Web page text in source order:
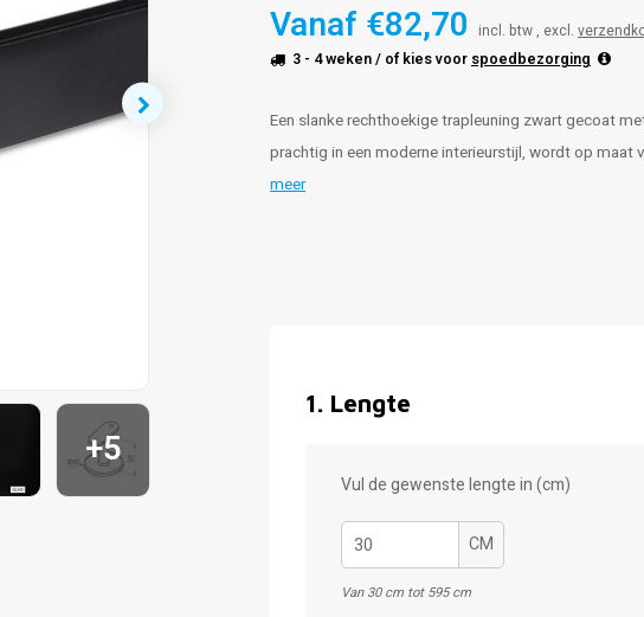
+5
Vanaf €82,70 incl. btw , excl.
3 - 4 weken/ of kies voor spoedbezorging
Een slanke rechthoekige trapleuning zwart gecoat
prachtig in een moderne interieurstijl, wordt op
meer
1. Lengte
Vul de gewenste lengte in (cm)
CM
Van 30 cm tot 595 cm